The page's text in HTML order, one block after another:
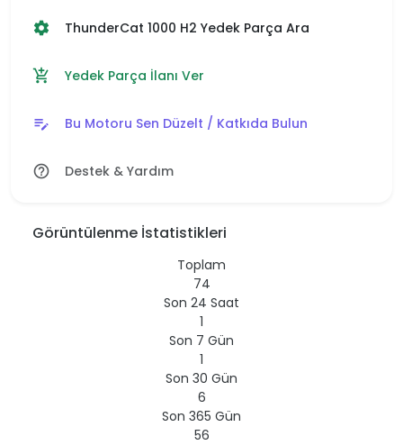
settings ThunderCat 1000 H2 Yedek Parça Ara
add_shopping_cart Yedek Parça İlanı Ver
edit_note Bu Motoru Sen Düzelt / Katkıda Bulun
help_outline Destek & Yardım
Görüntülenme İstatistikleri
Toplam
74
Son 24 Saat
1
Son 7 Gün
1
Son 30 Gün
6
Son 365 Gün
56